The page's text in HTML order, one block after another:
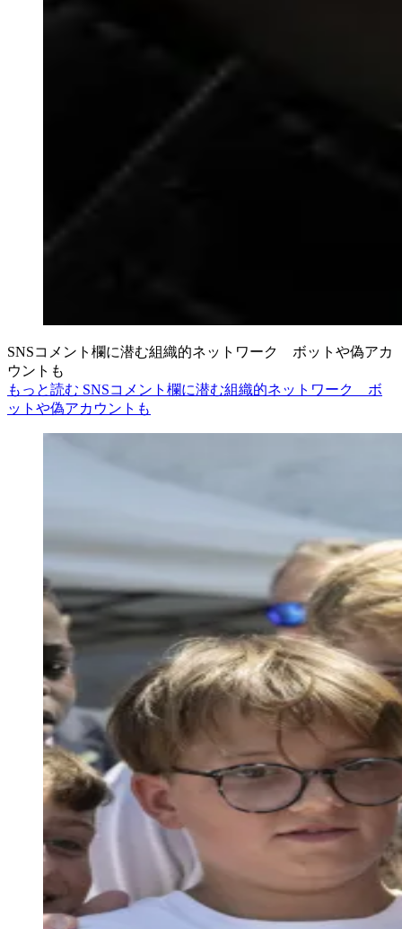
SNSコメント欄に潜む組織的ネットワーク ボットや偽アカ
ウントも
もっと読む SNSコメント欄に潜む組織的ネットワーク ボ
ットや偽アカウントも